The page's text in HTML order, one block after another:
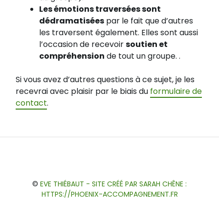
Les émotions traversées sont
dédramatisées par le fait que d’autres
les traversent également. Elles sont aussi
l’occasion de recevoirsoutien et
compréhension de tout un groupe. .
Si vous avez d’autres questions à ce sujet, je les
recevrai avec plaisir par le biais du formulaire de
contact.
individuel
suis-
je
à
la
des
Edelweiss
© EVE THIÉBAUT - SITE CRÉÉ PAR SARAH CHÊNE :
HTTPS://PHOENIX-ACCOMPAGNEMENT.FR